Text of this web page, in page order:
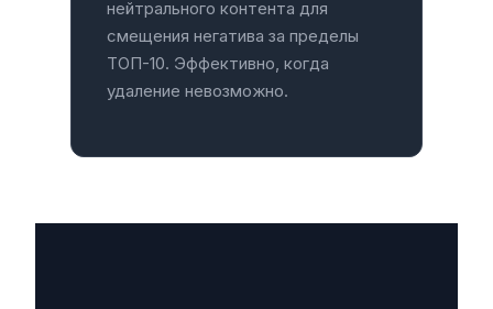
нейтрального контента для
смещения негатива за пределы
ТОП-10. Эффективно, когда
удаление невозможно.